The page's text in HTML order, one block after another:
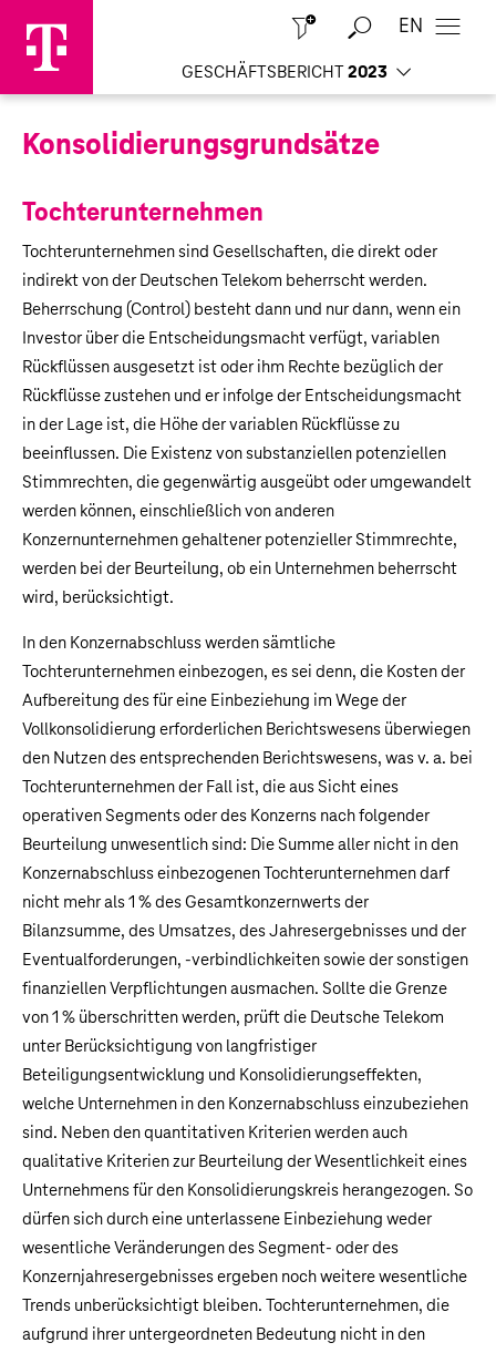
Schließen
EN
GESCHÄFTSBERICHT 2023
Konsolidierungs­grundsätze
Tochterunternehmen
Tochterunternehmen sind Gesellschaften, die direkt oder
indirekt von der Deutschen Telekom beherrscht werden.
Beherrschung (Control) besteht dann und nur dann, wenn ein
Investor über die Entscheidungsmacht verfügt, variablen
Rückflüssen ausgesetzt ist oder ihm Rechte bezüglich der
Rückflüsse zustehen und er infolge der Entscheidungsmacht
in der Lage ist, die Höhe der variablen Rückflüsse zu
beeinflussen. Die Existenz von substanziellen potenziellen
Stimmrechten, die gegenwärtig ausgeübt oder umgewandelt
werden können, einschließlich von anderen
Konzernunternehmen gehaltener potenzieller Stimmrechte,
werden bei der Beurteilung, ob ein Unternehmen beherrscht
wird, berücksichtigt.
In den Konzernabschluss werden sämtliche
Tochterunternehmen einbezogen, es sei denn, die Kosten der
Aufbereitung des für eine Einbeziehung im Wege der
Vollkonsolidierung erforderlichen Berichtswesens überwiegen
den Nutzen des entsprechenden Berichtswesens, was v. a. bei
Tochterunternehmen der Fall ist, die aus Sicht eines
operativen Segments oder des Konzerns nach folgender
Beurteilung unwesentlich sind: Die Summe aller nicht in den
Konzernabschluss einbezogenen Tochterunternehmen darf
nicht mehr als 1 % des Gesamtkonzernwerts der
Bilanzsumme, des Umsatzes, des Jahresergebnisses und der
Eventualforderungen, -verbindlichkeiten sowie der sonstigen
finanziellen Verpflichtungen ausmachen. Sollte die Grenze
von 1 % überschritten werden, prüft die Deutsche Telekom
unter Berücksichtigung von langfristiger
Beteiligungsentwicklung und Konsolidierungseffekten,
welche Unternehmen in den Konzernabschluss einzubeziehen
sind. Neben den quantitativen Kriterien werden auch
qualitative Kriterien zur Beurteilung der Wesentlichkeit eines
Unternehmens für den Konsolidierungskreis herangezogen. So
dürfen sich durch eine unterlassene Einbeziehung weder
wesentliche Veränderungen des Segment- oder des
Konzernjahresergebnisses ergeben noch weitere wesentliche
Trends unberücksichtigt bleiben. Tochterunternehmen, die
aufgrund ihrer untergeordneten Bedeutung nicht in den